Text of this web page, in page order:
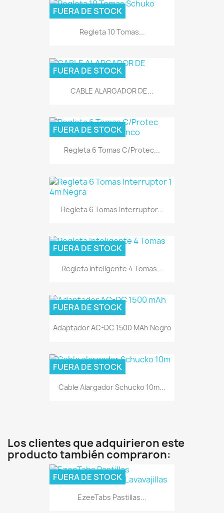
Regleta 10 Tomas...
FUERA DE STOCK
CABLE ALARGADOR DE...
FUERA DE STOCK
Regleta 6 Tomas C/Protec...
FUERA DE STOCK
Regleta 6 Tomas Interruptor...
Regleta Inteligente 4 Tomas...
FUERA DE STOCK
Adaptador AC-DC 1500 MAh Negro
FUERA DE STOCK
Cable Alargador Schucko 10m...
FUERA DE STOCK
Los clientes que adquirieron este
producto también compraron:
EzeeTabs Pastillas...
FUERA DE STOCK